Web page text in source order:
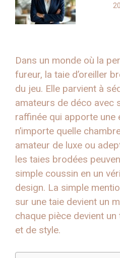
Dans un monde où la
fureur, la taie d’oreiller
du jeu. Elle parvient à
amateurs de déco avec
raffinée qui apporte une
n’importe quelle
amateur de luxe ou
les taies brodées
simple coussin en un
design. La simple
sur une taie devient un
chaque pièce devient
et de style.